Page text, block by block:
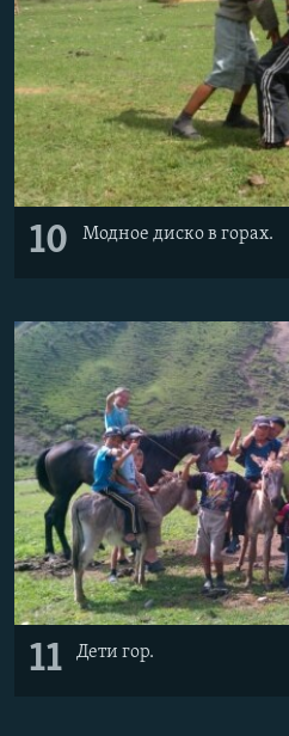
10 Модное диско в горах.
11 Дети гор.